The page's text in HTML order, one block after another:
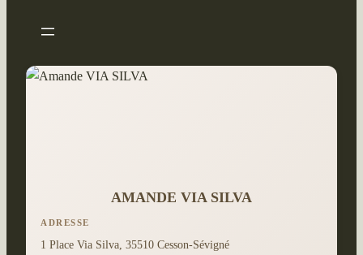
AMANDE VIA SILVA
ADRESSE
1 Place Via Silva, 35510 Cesson-Sévigné